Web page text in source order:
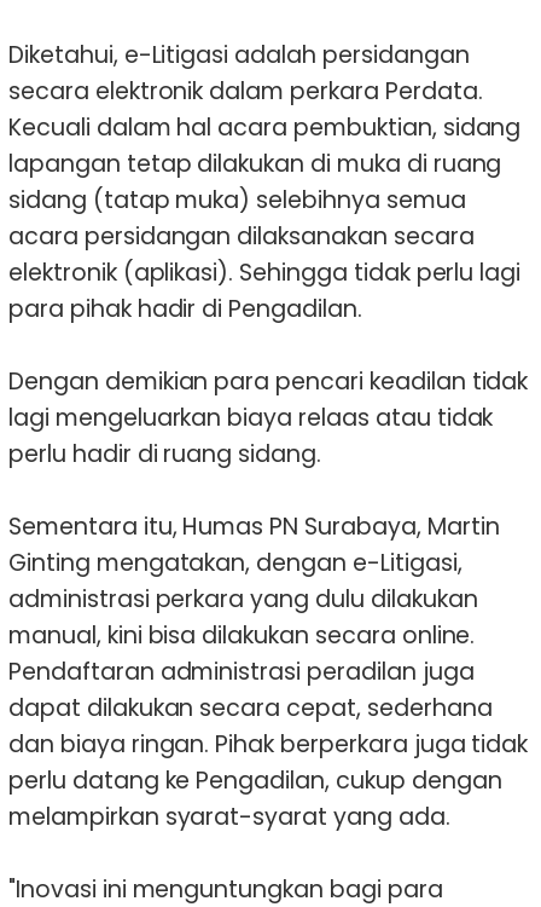
Diketahui, e-Litigasi adalah persidangan
secara elektronik dalam perkara Perdata.
Kecuali dalam hal acara pembuktian, sidang
lapangan tetap dilakukan di muka di ruang
sidang (tatap muka) selebihnya semua
acara persidangan dilaksanakan secara
elektronik (aplikasi). Sehingga tidak perlu lagi
para pihak hadir di Pengadilan.
Dengan demikian para pencari keadilan tidak
lagi mengeluarkan biaya relaas atau tidak
perlu hadir di ruang sidang.
Sementara itu, Humas PN Surabaya, Martin
Ginting mengatakan, dengan e-Litigasi,
administrasi perkara yang dulu dilakukan
manual, kini bisa dilakukan secara online.
Pendaftaran administrasi peradilan juga
dapat dilakukan secara cepat, sederhana
dan biaya ringan. Pihak berperkara juga tidak
perlu datang ke Pengadilan, cukup dengan
melampirkan syarat-syarat yang ada.
"Inovasi ini menguntungkan bagi para